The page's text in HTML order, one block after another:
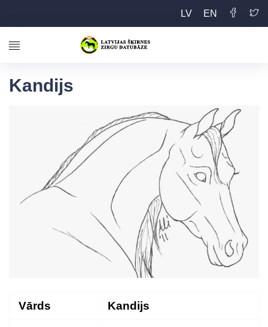
LV EN
Kandijs
Vārds Kandijs